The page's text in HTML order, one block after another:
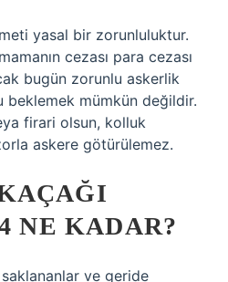
yasal bir zorunluluktur.
cezası para cezası
bugün zorunlu askerlik
mümkün değildir.
firari olsun, kolluk
askere götürülemez.
NE KADAR?
ve geride